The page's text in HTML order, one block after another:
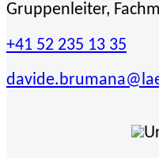
Gruppenleiter,
+41 52 235 13 35
davide.brumana